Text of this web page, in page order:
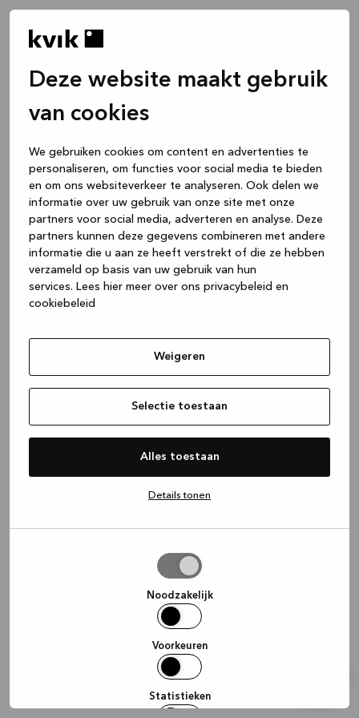
Deze website maakt gebruik
van cookies
We gebruiken cookies om content en advertenties te
personaliseren, om functies voor social media te bieden
en om ons websiteverkeer te analyseren. Ook delen we
informatie over uw gebruik van onze site met onze
partners voor social media, adverteren en analyse. Deze
partners kunnen deze gegevens combineren met andere
informatie die u aan ze heeft verstrekt of die ze hebben
verzameld op basis van uw gebruik van hun
services. Lees hier meer over ons privacybeleid en
cookiebeleid
Weigeren
Selectie toestaan
Alles toestaan
Details tonen
Noodzakelijk
Voorkeuren
Statistieken
(see the browser console for more
information).